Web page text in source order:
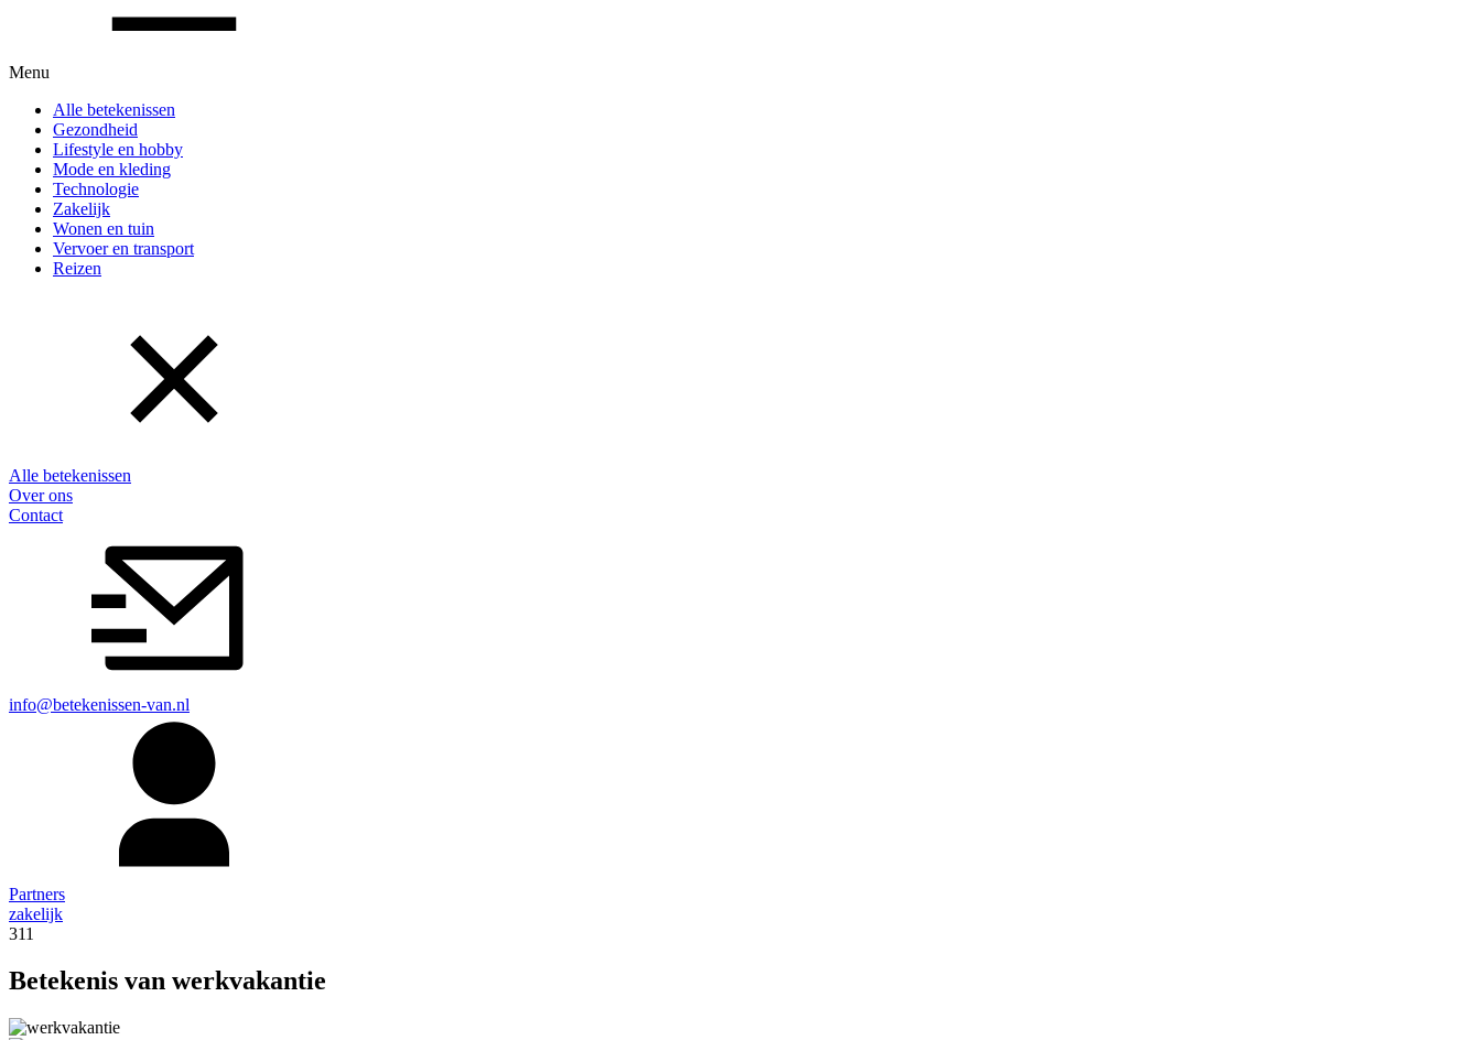
Menu
Alle betekenissen
Gezondheid
Lifestyle en hobby
Mode en kleding
Technologie
Zakelijk
Wonen en tuin
Vervoer en transport
Reizen
Alle betekenissen
Over ons
Contact
info@betekenissen-van.nl
Partners
zakelijk
311
Betekenis van werkvakantie